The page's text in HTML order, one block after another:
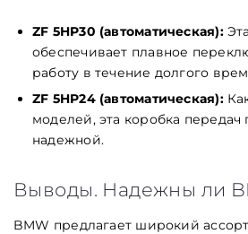
ZF 5HP30 (автоматическая):
обеспечивает плавное
работу в течение долгого
ZF 5HP24 (автоматическая):
моделей, эта коробка передач
надежной.
Выводы. Надежны ли
BMW предлагает широкий
ВІДПРАВИТИ